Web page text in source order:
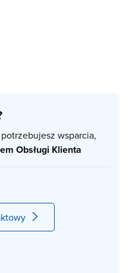
wsparcia,
Obsługi Klienta